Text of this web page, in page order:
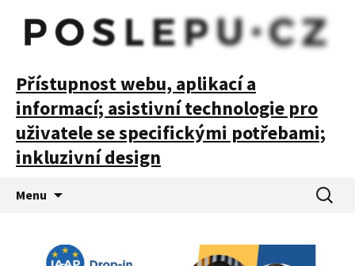
POSLEPU
Přístupnost webu, aplikací a
informací; asistivní technologie pro
uživatele se specifickými potřebami;
inkluzivní design
Menu
webu